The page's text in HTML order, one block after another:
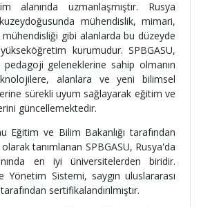
alanında uzmanlaşmıştır. Rusya
mühendislik, mimari,
gibi alanlarda bu düzeyde
kurumudur. SPBGASU,
geleneklerine sahip olmanın
alanlara ve yeni bilimsel
sürekli uyum sağlayarak eğitim ve
güncellemektedir.
Eğitim ve Bilim Bakanlığı tarafından
tanımlanan SPBGASU, Rusya'da
en iyi üniversitelerden biridir.
Yönetim Sistemi, saygın uluslararası
sertifikalandırılmıştır.